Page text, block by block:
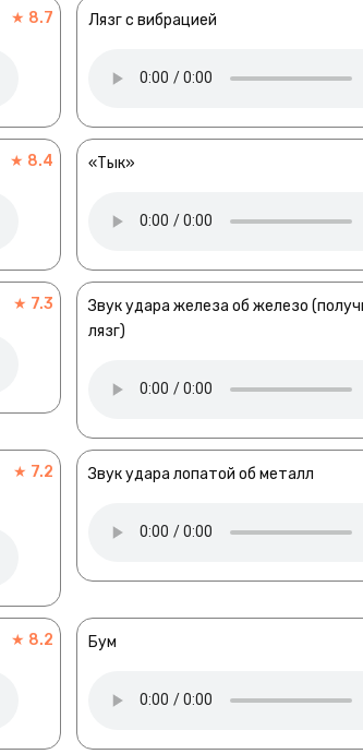
★ 8.7 Лязг с вибрацией
★ 8.4 «Тык»
★ 7.3
Звук удара железа об железо
лязг)
★ 7.2 Звук удара лопатой об металл
★ 8.2 Бум